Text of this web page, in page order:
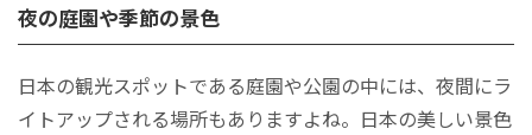
夜の庭園や季節の景色
日本の観光スポットである庭園や公園の中には、夜間にラ
イトアップされる場所もありますよね。日本の美しい景色